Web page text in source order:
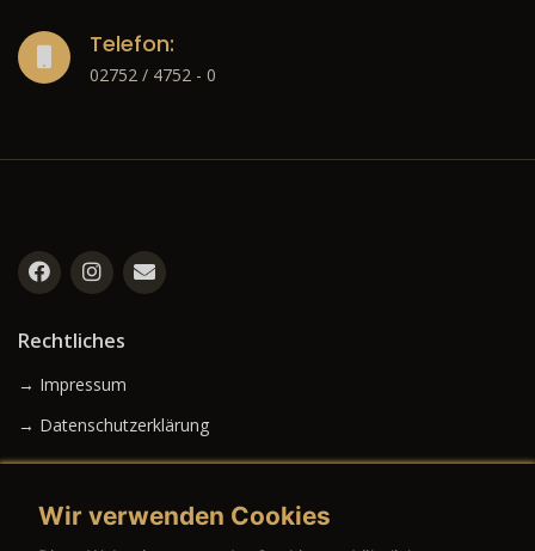
Telefon:
02752 / 4752 - 0
Rechtliches
→ Impressum
→ Datenschutzerklärung
Wir verwenden Cookies